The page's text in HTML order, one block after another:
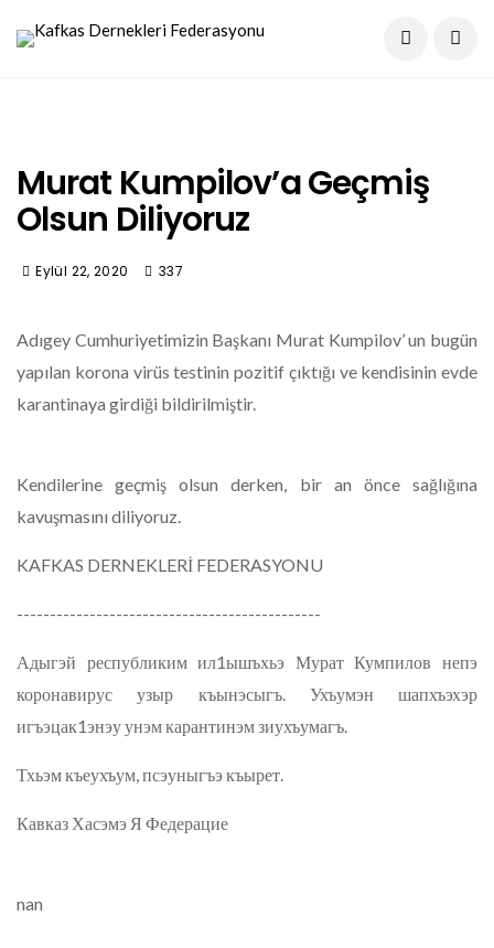
Murat Kumpilov’a Geçmiş
Olsun Diliyoruz
Eylül 22, 2020 337
Adıgey Cumhuriyetimizin Başkanı Murat Kumpilov’ un bugün
yapılan korona virüs testinin pozitif çıktığı ve kendisinin evde
karantinaya girdiği bildirilmiştir.
Kendilerine geçmiş olsun derken, bir an önce sağlığına
kavuşmasını diliyoruz.
KAFKAS DERNEKLERİ FEDERASYONU
----------------------------------------------
Адыгэй республиким ил1ышъхьэ Мурат Кумпилов непэ
коронавирус узыр къынэсыгъ. Ухъумэн шапхъэхэр
игъэцак1энэу унэм карантинэм зиухъумагъ.
Тхьэм къеухъум, псэуныгъэ къырет.
Кавказ Хасэмэ Я Федерацие
nan